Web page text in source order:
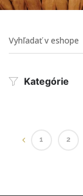
Kategórie
1 2